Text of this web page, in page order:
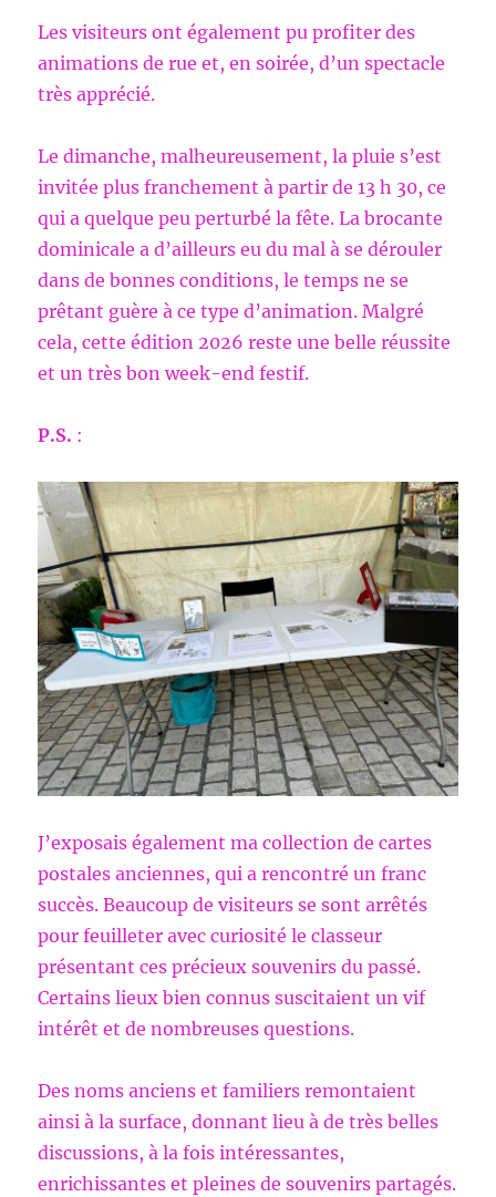
Les visiteurs ont également pu profiter des
animations de rue et, en soirée, d’un spectacle
très apprécié.
Le dimanche, malheureusement, la pluie s’est
invitée plus franchement à partir de 13 h 30, ce
qui a quelque peu perturbé la fête. La brocante
dominicale a d’ailleurs eu du mal à se dérouler
dans de bonnes conditions, le temps ne se
prêtant guère à ce type d’animation. Malgré
cela, cette édition 2026 reste une belle réussite
et un très bon week-end festif.
P.S. :
J’exposais également ma collection de cartes
postales anciennes, qui a rencontré un franc
succès. Beaucoup de visiteurs se sont arrêtés
pour feuilleter avec curiosité le classeur
présentant ces précieux souvenirs du passé.
Certains lieux bien connus suscitaient un vif
intérêt et de nombreuses questions.
Des noms anciens et familiers remontaient
ainsi à la surface, donnant lieu à de très belles
discussions, à la fois intéressantes,
enrichissantes et pleines de souvenirs partagés.